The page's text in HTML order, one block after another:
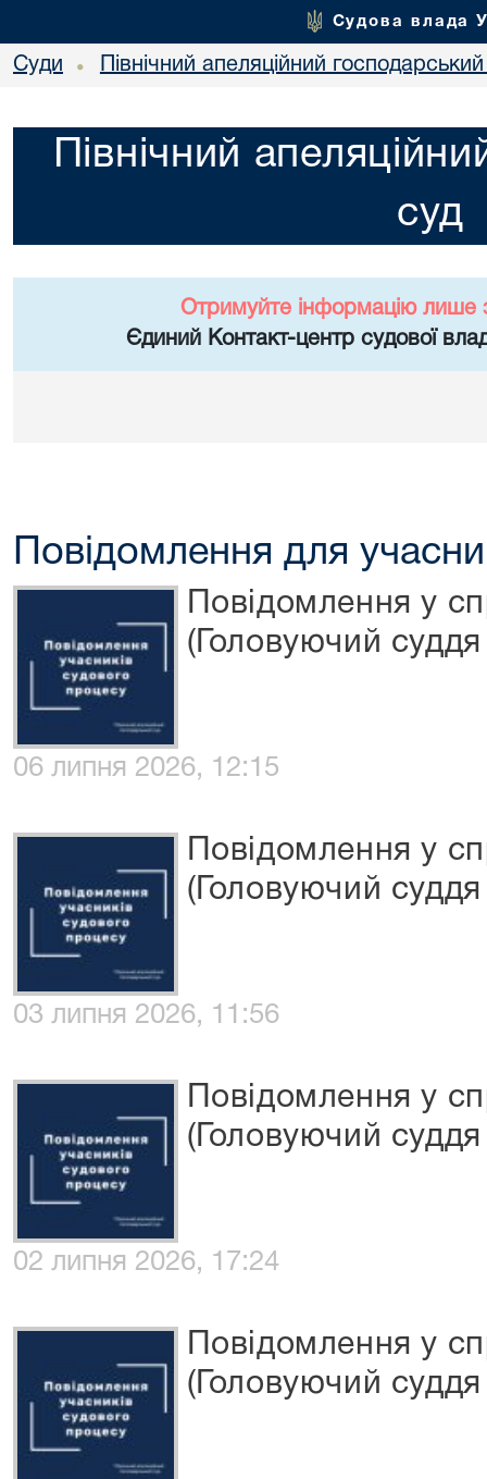
Судова влада
Суди • Північний апеляційний
Північний
суд
Отримуйте інформацію лише
Єдиний Контакт-центр судової
Повідомлення для
Повідомлення у
(Головуючий
06 липня 2026, 12:15
Повідомлення у
(Головуючий
03 липня 2026, 11:56
Повідомлення у
(Головуючий
02 липня 2026, 17:24
Повідомлення у
(Головуючий